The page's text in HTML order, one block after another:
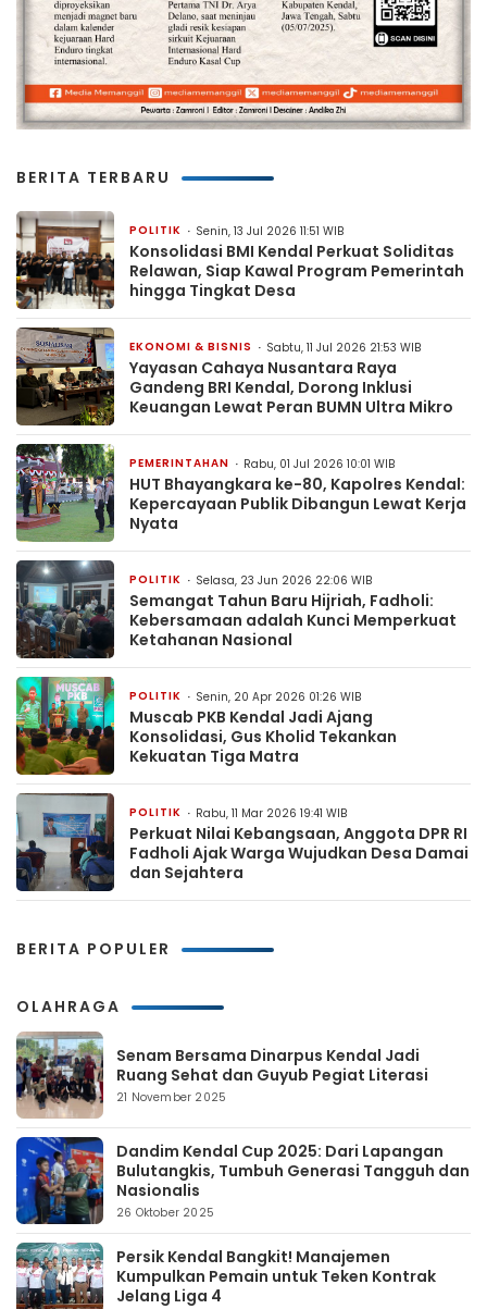
BERITA TERBARU
POLITIK Senin, 13 Jul 2026 11:51 WIB
Konsolidasi BMI Kendal Perkuat Soliditas
Relawan, Siap Kawal Program Pemerintah
hingga Tingkat Desa
EKONOMI & BISNIS Sabtu, 11 Jul 2026 21:53 WIB
Yayasan Cahaya Nusantara Raya
Gandeng BRI Kendal, Dorong Inklusi
Keuangan Lewat Peran BUMN Ultra Mikro
PEMERINTAHAN Rabu, 01 Jul 2026 10:01 WIB
HUT Bhayangkara ke-80, Kapolres Kendal:
Kepercayaan Publik Dibangun Lewat Kerja
Nyata
POLITIK Selasa, 23 Jun 2026 22:06 WIB
Semangat Tahun Baru Hijriah, Fadholi:
Kebersamaan adalah Kunci Memperkuat
Ketahanan Nasional
POLITIK Senin, 20 Apr 2026 01:26 WIB
Muscab PKB Kendal Jadi Ajang
Konsolidasi, Gus Kholid Tekankan
Kekuatan Tiga Matra
POLITIK Rabu, 11 Mar 2026 19:41 WIB
Perkuat Nilai Kebangsaan, Anggota DPR RI
Fadholi Ajak Warga Wujudkan Desa Damai
dan Sejahtera
BERITA POPULER
OLAHRAGA
Senam Bersama Dinarpus Kendal Jadi
Ruang Sehat dan Guyub Pegiat Literasi
21 November 2025
Dandim Kendal Cup 2025: Dari Lapangan
Bulutangkis, Tumbuh Generasi Tangguh dan
Nasionalis
26 Oktober 2025
Persik Kendal Bangkit! Manajemen
Kumpulkan Pemain untuk Teken Kontrak
Jelang Liga 4